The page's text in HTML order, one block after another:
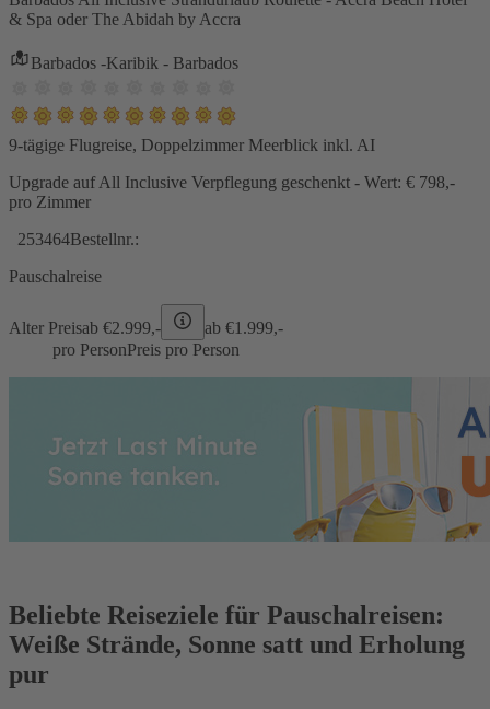
& Spa oder The Abidah by Accra
Barbados -Karibik - Barbados
9-tägige Flugreise, Doppelzimmer Meerblick inkl. AI
Upgrade auf All Inclusive Verpflegung geschenkt - Wert: € 798,-
pro Zimmer
253464Bestellnr.:
Pauschalreise
Alter Preisab €2.999,- ab €1.999,-
pro PersonPreis pro Person
Beliebte Reiseziele für Pauschalreisen:
Weiße Strände, Sonne satt und Erholung
pur